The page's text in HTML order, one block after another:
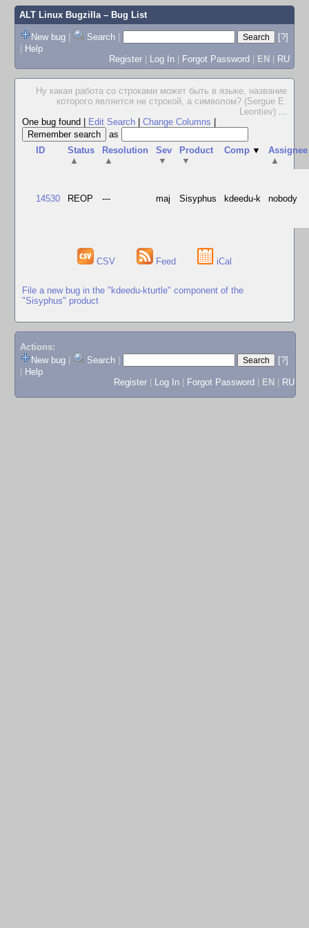
ALT Linux Bugzilla– Bug List
New bug | Search |
[?]
| Help
Register | Log In | Forgot Password | EN | RU
Ну какая работа со строками может быть в языке, название
которого является не строкой, а символом? (Sergue E.
Leontiev) ...
One bug found
Edit Search Change Columns
as
ID
Status
▲
Resolution
▲
Sev
▼
Product
▼
Comp ▼
Assignee
▲
14530 REOP --- maj Sisyphus kdeedu-k nobody
CSV Feed iCal
File a new bug in the "kdeedu-kturtle" component of the
"Sisyphus" product
Actions:
New bug
Search
[?]
Help
Register
Log In Forgot Password EN RU